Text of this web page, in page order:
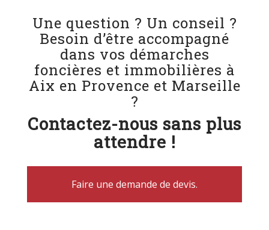
Une question ? Un conseil ?
Besoin d’être accompagné
dans vos démarches
foncières et immobilières à
Aix en Provence et Marseille
?
Contactez-nous sans plus
attendre !
Faire une demande de devis.